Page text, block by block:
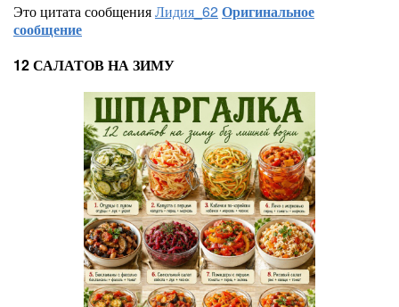
Это цитата сообщенияЛидия_62Оригинальное
сообщение
12 САЛАТОВ НА ЗИМУ